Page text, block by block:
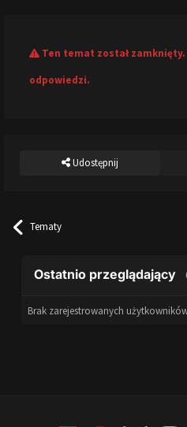
Ten temat został
odpowiedzi.
Udostępnij
Tematy
Ostatnio przeglądający
Brak zarejestrowanych